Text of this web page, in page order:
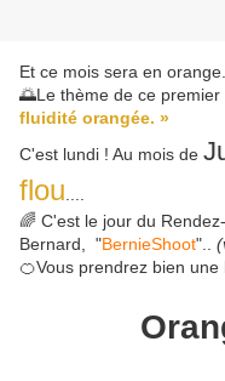
Et ce mois sera en
🌅Le thème de ce premier
fluidité orangée. »
C'est lundi ! Au mois de
flou
🌈 C'est le jour du
Bernard, "BernieShoot"..
🍊Vous prendrez bien